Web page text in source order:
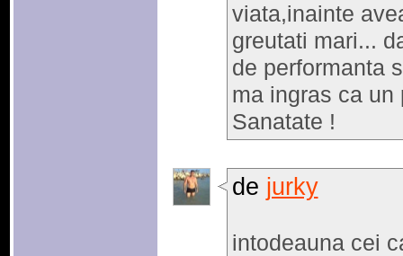
viata,inainte
greutati mari...
de performanta
ma ingras ca un
Sanatate !
de jurky
intodeauna cei